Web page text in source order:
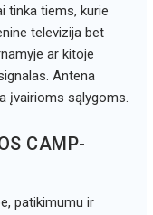
tinka tiems, kurie
televizija bet
ar kitoje
Antena
įvairioms sąlygoms.
CAMP-
patikimumu ir